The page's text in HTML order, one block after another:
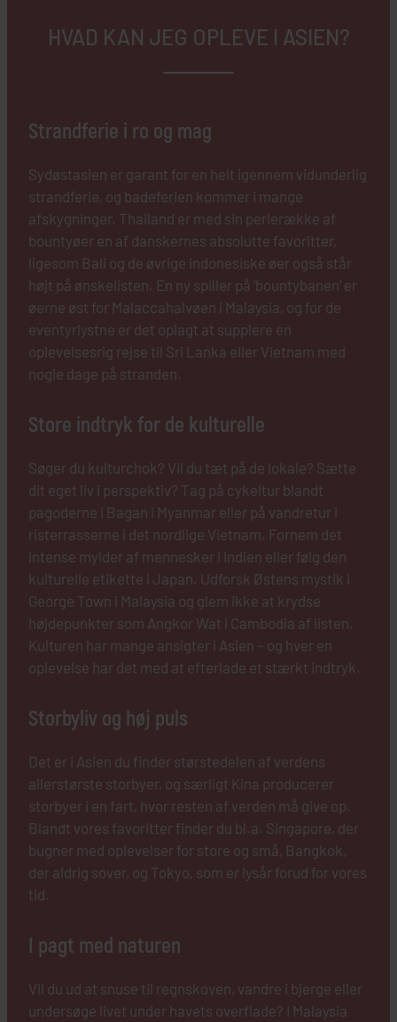
HVAD KAN JEG OPLEVE I ASIEN?
Strandferie i ro og mag
Sydøstasien er garant for en helt igennem vidunderlig
strandferie, og badeferien kommer i mange
afskygninger. Thailand er med sin perlerække af
bountyøer en af danskernes absolutte favoritter,
ligesom Bali og de øvrige indonesiske øer også står
højt på ønskelisten. En ny spiller på ’bountybanen’ er
øerne øst for Malaccahalvøen i Malaysia, og for de
eventyrlystne er det oplagt at supplere en
oplevelsesrig rejse til Sri Lanka eller Vietnam med
nogle dage på stranden.
Store indtryk for de kulturelle
Søger du kulturchok? Vil du tæt på de lokale? Sætte
dit eget liv i perspektiv? Tag på cykeltur blandt
pagoderne i Bagan i Myanmar eller på vandretur i
risterrasserne i det nordlige Vietnam. Fornem det
intense mylder af mennesker i Indien eller følg den
kulturelle etikette i Japan. Udforsk Østens mystik i
George Town i Malaysia og glem ikke at krydse
højdepunkter som Angkor Wat i Cambodia af listen.
Kulturen har mange ansigter i Asien – og hver en
oplevelse har det med at efterlade et stærkt indtryk.
Storbyliv og høj puls
Det er i Asien du finder størstedelen af verdens
allerstørste storbyer, og særligt Kina producerer
storbyer i en fart, hvor resten af verden må give op.
Blandt vores favoritter finder du bl.a. Singapore, der
bugner med oplevelser for store og små, Bangkok,
der aldrig sover, og Tokyo, som er lysår forud for vores
tid.
I pagt med naturen
Vil du ud at snuse til regnskoven, vandre i bjerge eller
undersøge livet under havets overflade? I Malaysia